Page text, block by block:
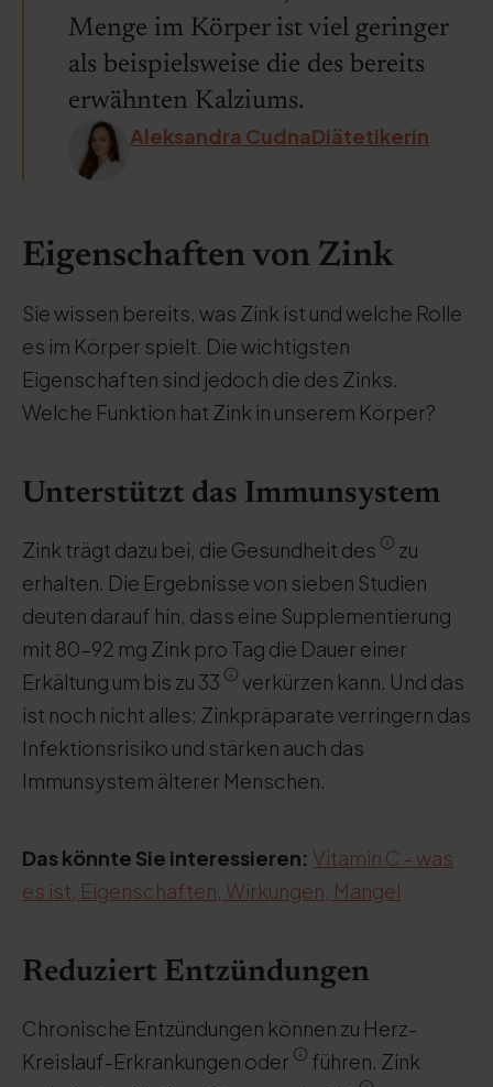
Menge im Körper ist viel geringer
als beispielsweise die des bereits
erwähnten Kalziums.
Aleksandra CudnaDiätetikerin
Eigenschaften von Zink
Sie wissen bereits, was Zink ist und welche Rolle
es im Körper spielt. Die wichtigsten
Eigenschaften sind jedoch die des Zinks.
Welche Funktion hat Zink in unserem Körper?
Unterstützt das Immunsystem
Zink trägt dazu bei, die Gesundheit des
zu
erhalten. Die Ergebnisse von sieben Studien
deuten darauf hin, dass eine Supplementierung
mit 80-92 mg Zink pro Tag die Dauer einer
Erkältung um bis zu 33
verkürzen kann. Und das
ist noch nicht alles: Zinkpräparate verringern das
Infektionsrisiko und stärken auch das
Immunsystem älterer Menschen.
Das könnte Sie interessieren: Vitamin C - was
es ist, Eigenschaften, Wirkungen, Mangel
Reduziert Entzündungen
Chronische Entzündungen können zu Herz-
Kreislauf-Erkrankungen oder
führen. Zink